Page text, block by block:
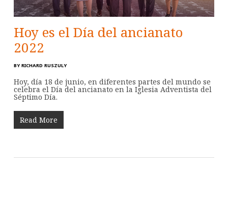
Hoy es el Día del ancianato
2022
BY RICHARD RUSZULY
Hoy, día 18 de junio, en diferentes partes del mundo se
celebra el Día del ancianato en la Iglesia Adventista del
Séptimo Día.
Read More